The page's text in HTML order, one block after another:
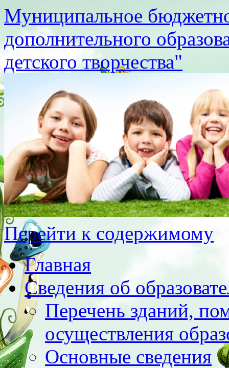
Муниципальное
дополнительного
детского творчества"
Перейти к содержимому
Главная
Сведения об
Перечень зданий,
осуществления
Основные сведения